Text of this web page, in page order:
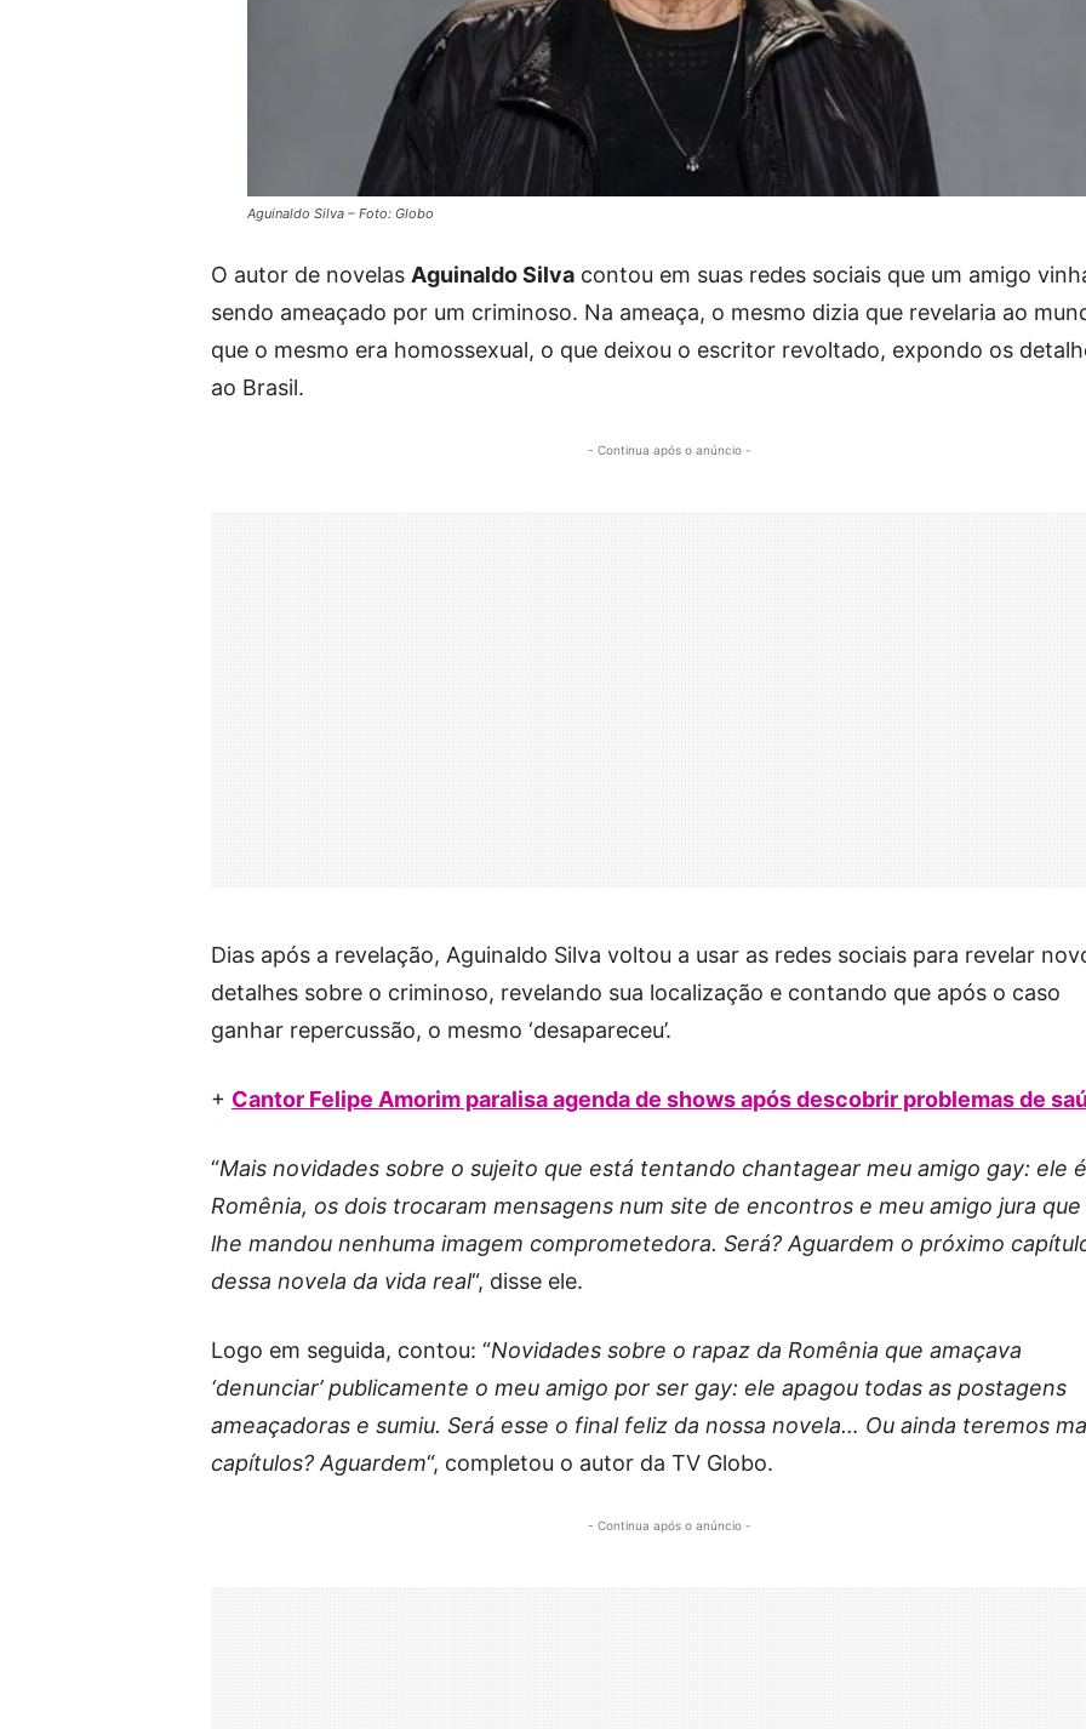
Aguinaldo Silva – Foto: Globo
O autor de novelas Aguinaldo Silva contou em suas redes sociais que um amigo
sendo ameaçado por um criminoso. Na ameaça, o mesmo dizia que revelaria ao
que o mesmo era homossexual, o que deixou o escritor revoltado, expondo os
ao Brasil.
- Continua após o anúncio -
Dias após a revelação, Aguinaldo Silva voltou a usar as redes sociais para revelar
detalhes sobre o criminoso, revelando sua localização e contando que após o caso
ganhar repercussão, o mesmo ‘desapareceu’.
+ Cantor Felipe Amorim paralisa agenda de shows após descobrir problemas de
“Mais novidades sobre o sujeito que está tentando chantagear meu amigo gay: ele
Romênia, os dois trocaram mensagens num site de encontros e meu amigo jura que
lhe mandou nenhuma imagem comprometedora. Será? Aguardem o próximo
dessa novela da vida real“, disse ele.
Logo em seguida, contou: “Novidades sobre o rapaz da Romênia que amaçava
‘denunciar’ publicamente o meu amigo por ser gay: ele apagou todas as postagens
ameaçadoras e sumiu. Será esse o final feliz da nossa novela… Ou ainda teremos
capítulos? Aguardem“, completou o autor da TV Globo.
- Continua após o anúncio -